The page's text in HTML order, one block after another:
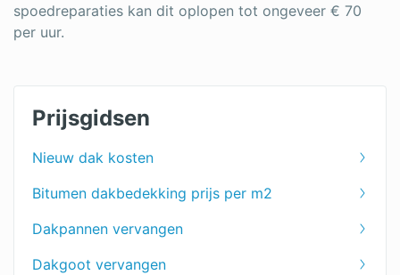
spoedreparaties kan dit oplopen tot ongeveer € 70
per uur.
Prijsgidsen
Nieuw dak kosten
Bitumen dakbedekking prijs per m2
Dakpannen vervangen
Dakgoot vervangen